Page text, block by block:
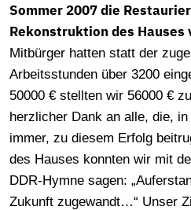
Sommer 2007 die
Rekonstruktion des Hauses
Mitbürger hatten statt der
Arbeitsstunden über 3200
50000 € stellten wir 56000 €
herzlicher Dank an alle, die,
immer, zu diesem Erfolg
des Hauses konnten wir mit
DDR-Hymne sagen:
Zukunft zugewandt…“ Unser